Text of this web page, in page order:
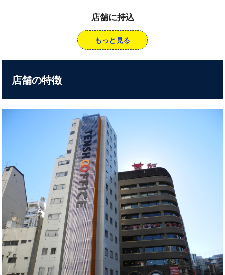
店舗に持込
もっと見る
店舗の特徴